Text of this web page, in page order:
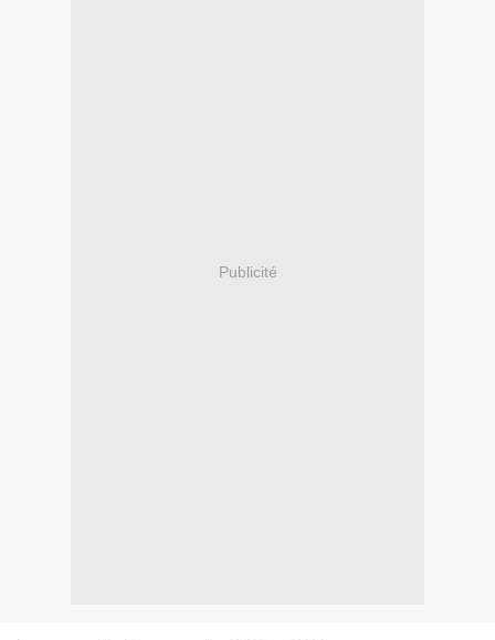
Publicité